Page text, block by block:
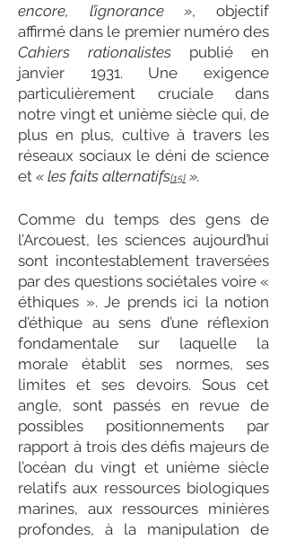
encore, l’ignorance », objectif
affirmé dans le premier numéro des
Cahiers rationalistes publié en
janvier 1931. Une exigence
particulièrement cruciale dans
notre vingt et unième siècle qui, de
plus en plus, cultive à travers les
réseaux sociaux le déni de science
et « les faits alternatifs[15] ».
Comme du temps des gens de
l’Arcouest, les sciences aujourd’hui
sont incontestablement traversées
par des questions sociétales voire «
éthiques ». Je prends ici la notion
d’éthique au sens d’une réflexion
fondamentale sur laquelle la
morale établit ses normes, ses
limites et ses devoirs. Sous cet
angle, sont passés en revue de
possibles positionnements par
rapport à trois des défis majeurs de
l’océan du vingt et unième siècle
relatifs aux ressources biologiques
marines, aux ressources minières
profondes, à la manipulation de